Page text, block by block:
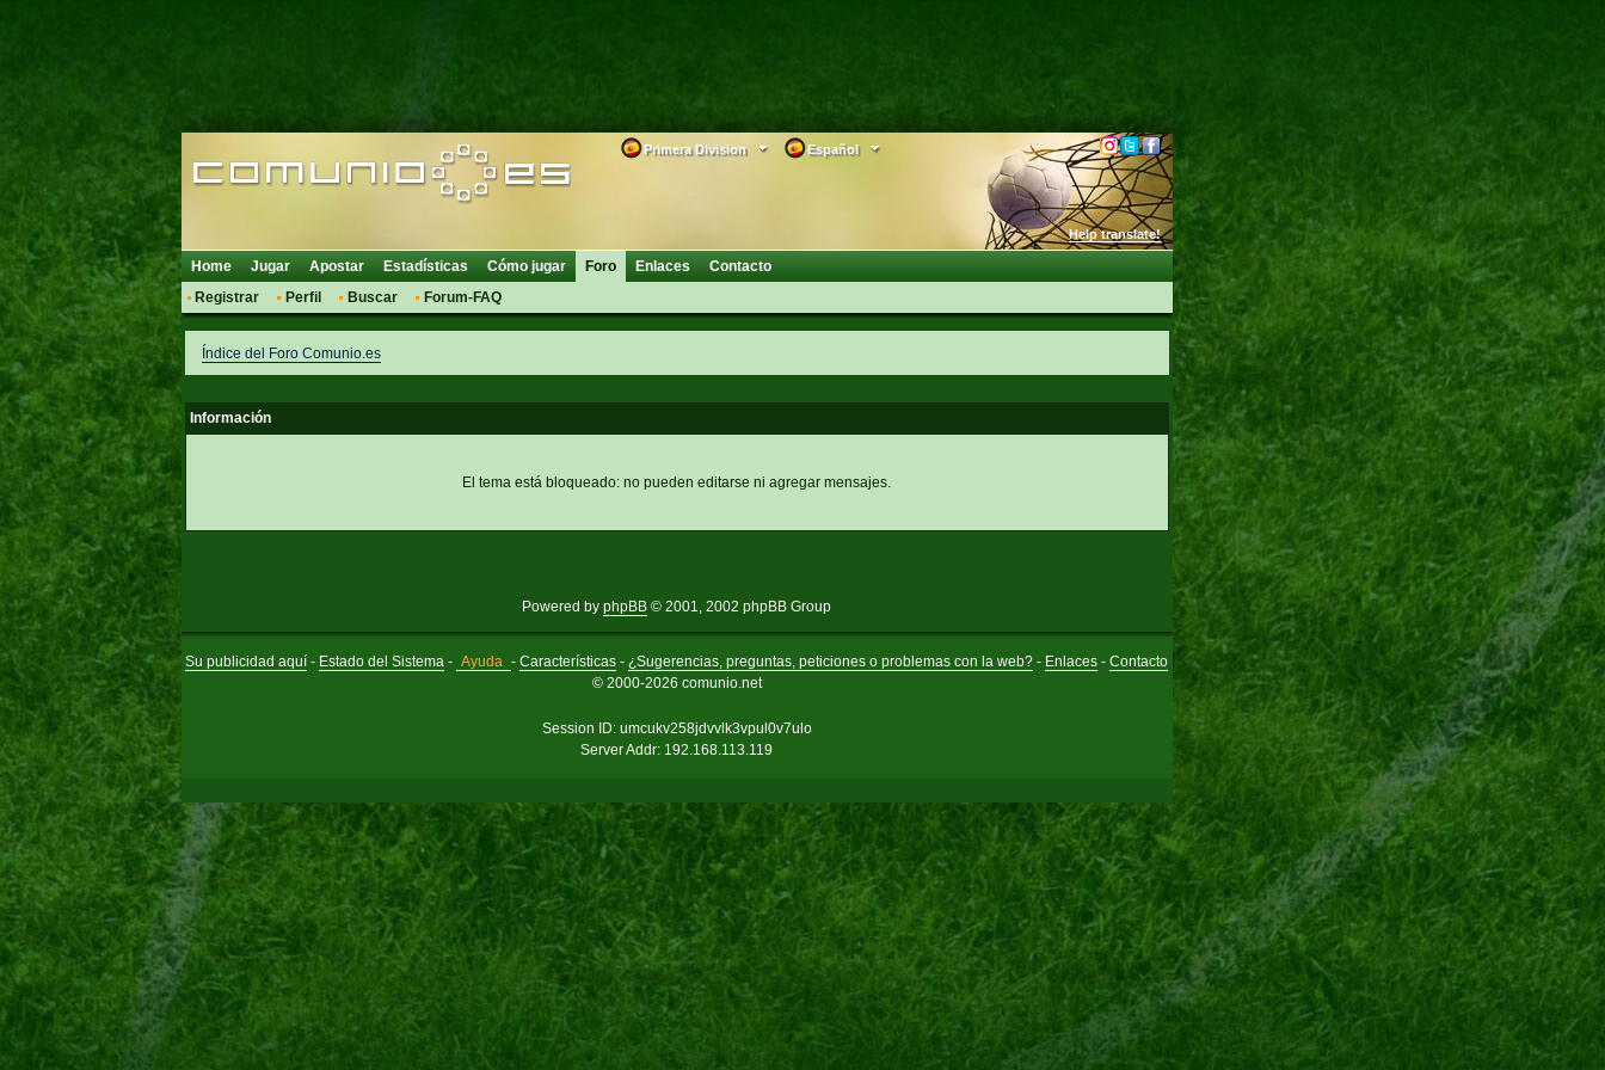
Español
Primera Division
Help translate!
Home Jugar Apostar Estadísticas Cómo jugar
Foro
Registrar
Perfil Buscar Forum-FAQ
Enlaces Contacto
Índice del Foro Comunio.es
Información
El tema está bloqueado: no pueden editarse ni agregar mensajes.
Powered by phpBB © 2001, 2002 phpBB Group
Su publicidad aquí - Estado del Sistema - Ayuda - Características- ¿Sugerencias, preguntas, peticiones o problemas con la web?- Enlaces- Contacto
© 2000-2026 comunio.net
Session ID: umcukv258jdvvlk3vpul0v7ulo
Server Addr: 192.168.113.119